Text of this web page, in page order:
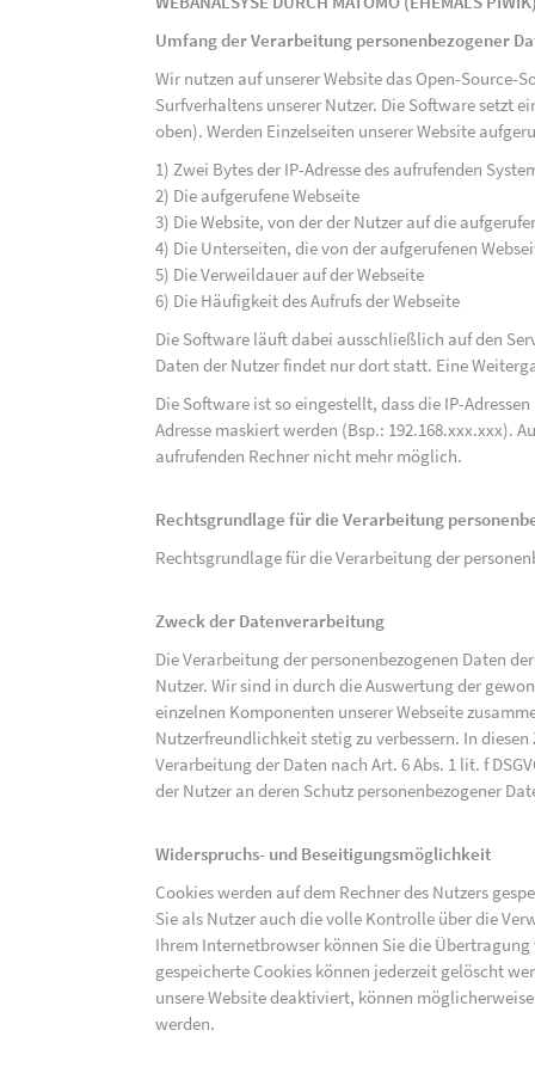
Umfang der Verarbeitung personenbezogener
Wir nutzen auf unserer Website das Open-Source-
Surfverhaltens unserer Nutzer. Die Software setzt
oben). Werden Einzelseiten unserer Website
1) Zwei Bytes der IP-Adresse des aufrufenden
2) Die aufgerufene Webseite
3) Die Website, von der der Nutzer auf die
4) Die Unterseiten, die von der aufgerufenen
5) Die Verweildauer auf der Webseite
6) Die Häufigkeit des Aufrufs der Webseite
Die Software läuft dabei ausschließlich auf den
Daten der Nutzer findet nur dort statt. Eine
Die Software ist so eingestellt, dass die IP-
Adresse maskiert werden (Bsp.: 192.168.xxx.xxx).
aufrufenden Rechner nicht mehr möglich.
Rechtsgrundlage für die Verarbeitung
Rechtsgrundlage für die Verarbeitung der
Zweck der Datenverarbeitung
Die Verarbeitung der personenbezogenen Daten
Nutzer. Wir sind in durch die Auswertung der
einzelnen Komponenten unserer Webseite
Nutzerfreundlichkeit stetig zu verbessern. In
Verarbeitung der Daten nach Art. 6 Abs. 1 lit. f
der Nutzer an deren Schutz personenbezogener
Widerspruchs- und Beseitigungsmöglichkeit
Cookies werden auf dem Rechner des Nutzers
Sie als Nutzer auch die volle Kontrolle über die
Ihrem Internetbrowser können Sie die
gespeicherte Cookies können jederzeit gelöscht
unsere Website deaktiviert, können
werden.